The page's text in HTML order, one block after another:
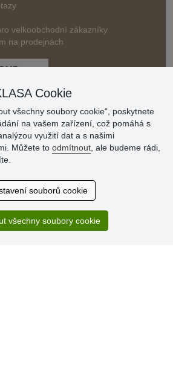
velkoobchodní zákazníky
na prodejnách
zboží za slušné ceny. Vřele
a hlavně super rychlé dodání. Moc
Cookie
všechny soubory cookie“, poskytnete
na vašem zařízení, což pomáhá s
využití dat a s našimi
Můžete to odmítnout , ale budeme rádi,
souborů cookie
všechny soubory cookie